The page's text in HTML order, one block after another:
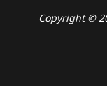
Copyright ©